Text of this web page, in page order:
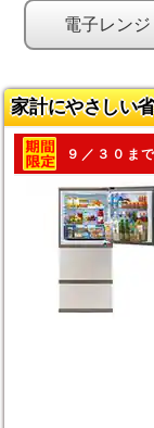
電子レン
家計にやさしい
９／３０まで